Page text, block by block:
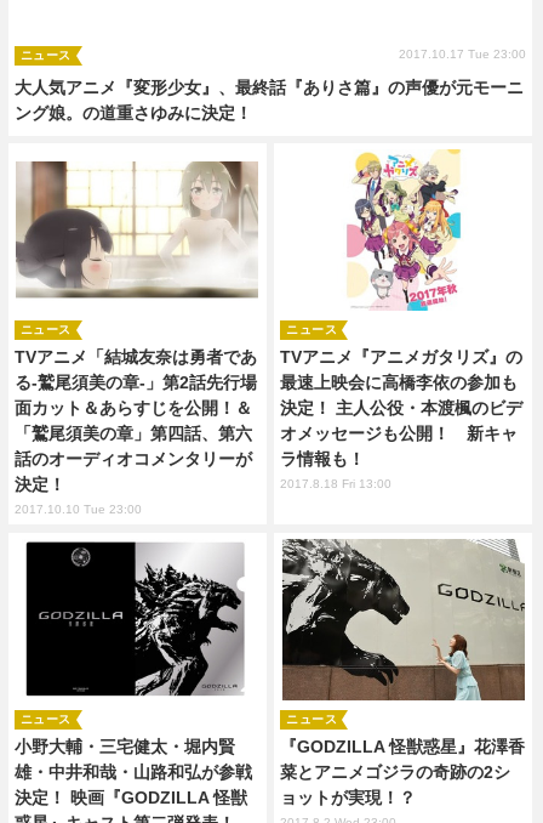
大人気アニメ『変形少女』、最終話『ありさ篇』の声優が元モーニ
ング娘。の道重さゆみに決定！
ニュース 2017.10.17 Tue 23:00
TVアニメ「結城友奈は勇者であ
る-鷲尾須美の章-」第2話先行場
面カット＆あらすじを公開！＆
「鷲尾須美の章」第四話、第六
話のオーディオコメンタリーが
決定！
ニュース
2017.10.10 Tue 23:00
TVアニメ『アニメガタリズ』の
最速上映会に高橋李依の参加も
決定！ 主人公役・本渡楓のビデ
オメッセージも公開！ 新キャ
ラ情報も！
ニュース
2017.8.18 Fri 13:00
小野大輔・三宅健太・堀内賢
雄・中井和哉・山路和弘が参戦
決定！ 映画『GODZILLA 怪獣
ニュース
『GODZILLA 怪獣惑星』花澤香
菜とアニメゴジラの奇跡の2シ
ョットが実現！？
ニュース